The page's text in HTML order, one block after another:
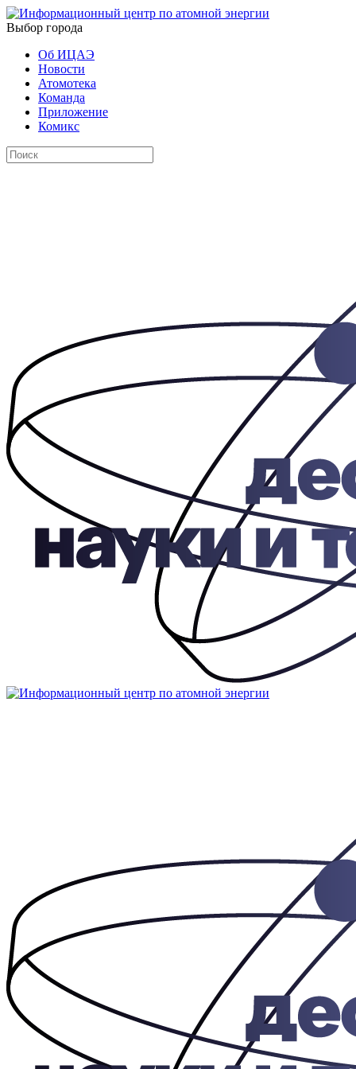
Выбор города
Об ИЦАЭ
Новости
Атомотека
Команда
Приложение
Комикс